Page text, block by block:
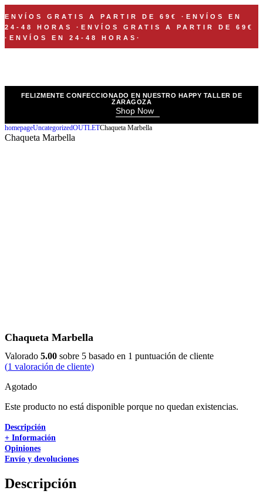
ENVÍOS GRATIS A PARTIR DE 69€ · ENVÍOS EN
24-48 HORAS · ENVÍOS GRATIS A PARTIR DE 69€
· ENVÍOS EN 24-48 HORAS ·
FELIZMENTE CONFECCIONADO EN NUESTRO HAPPY TALLER DE
ZARAGOZA
Shop Now
homepageUncategorizedOUTLETChaqueta Marbella
Chaqueta Marbella
Chaqueta Marbella
Valorado 5.00 sobre 5 basado en 1 puntuación de cliente
(1 valoración de cliente)
Agotado
Este producto no está disponible porque no quedan existencias.
Descripción
+ Información
Opiniones
Envío y devoluciones
Descripción